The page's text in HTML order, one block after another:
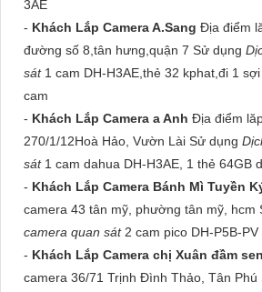
3AE
- Khách Lắp Camera A.Sang Địa điểm
đường số 8,tân hưng,quận 7 Sử dụng
sát 1 cam DH-H3AE,thẻ 32 kphat,đi 1
cam
- Khách Lắp Camera a Anh Địa điểm
270/1/12Hoà Hảo, Vườn Lài Sử dụng
sát 1 cam dahua DH-H3AE, 1 thẻ 64GB
- Khách Lắp Camera Bánh Mì Tuyền
camera 43 tân mỹ, phường tân mỹ, hcm
camera quan sát2 cam pico DH-P5B-PV
- Khách Lắp Camera chị Xuân đầm sen
camera 36/71 Trịnh Đình Thảo, Tân Phú